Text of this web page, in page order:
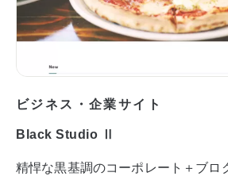
ビジネス・企業サイト
Black Studio Ⅱ
精悍な黒基調のコーポレート＋ブロ